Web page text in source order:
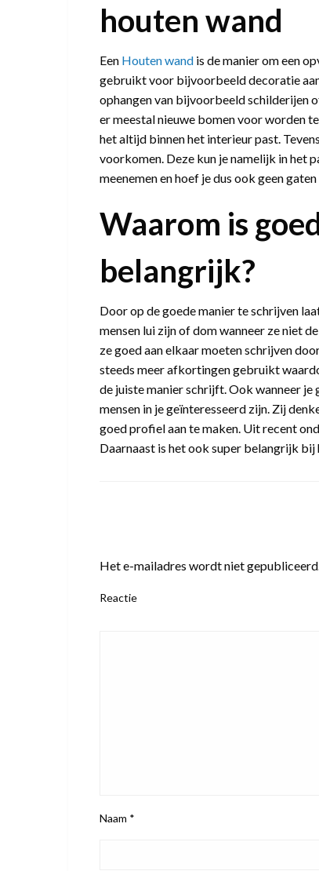
houten wand
Een Houten wand is de manier om een
gebruikt voor bijvoorbeeld decoratie
ophangen van bijvoorbeeld schilderijen
er meestal nieuwe bomen voor worden
het altijd binnen het interieur past.
voorkomen. Deze kun je namelijk in het
meenemen en hoef je dus ook geen
Waarom is
belangrijk?
Door op de goede manier te schrijven
mensen lui zijn of dom wanneer ze niet
ze goed aan elkaar moeten schrijven
steeds meer afkortingen gebruikt
de juiste manier schrijft. Ook wanneer je
mensen in je geïnteresseerd zijn. Zij
goed profiel aan te maken. Uit recent
Daarnaast is het ook super belangrijk
Het e-mailadres wordt niet
Reactie
Naam *